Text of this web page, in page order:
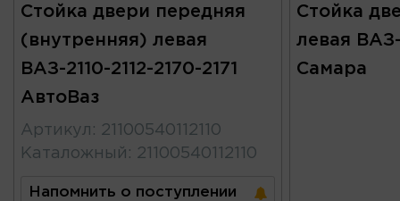
Стойка двери передняя
(внутренняя) левая
ВАЗ-2110-2112-2170-2171
АвтоВаз
Артикул : 21100540112110
Каталожный : 21100540112110
Напомнить о поступлении
Стойка
левая
Самара